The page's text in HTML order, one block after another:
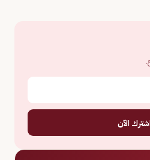
الآن